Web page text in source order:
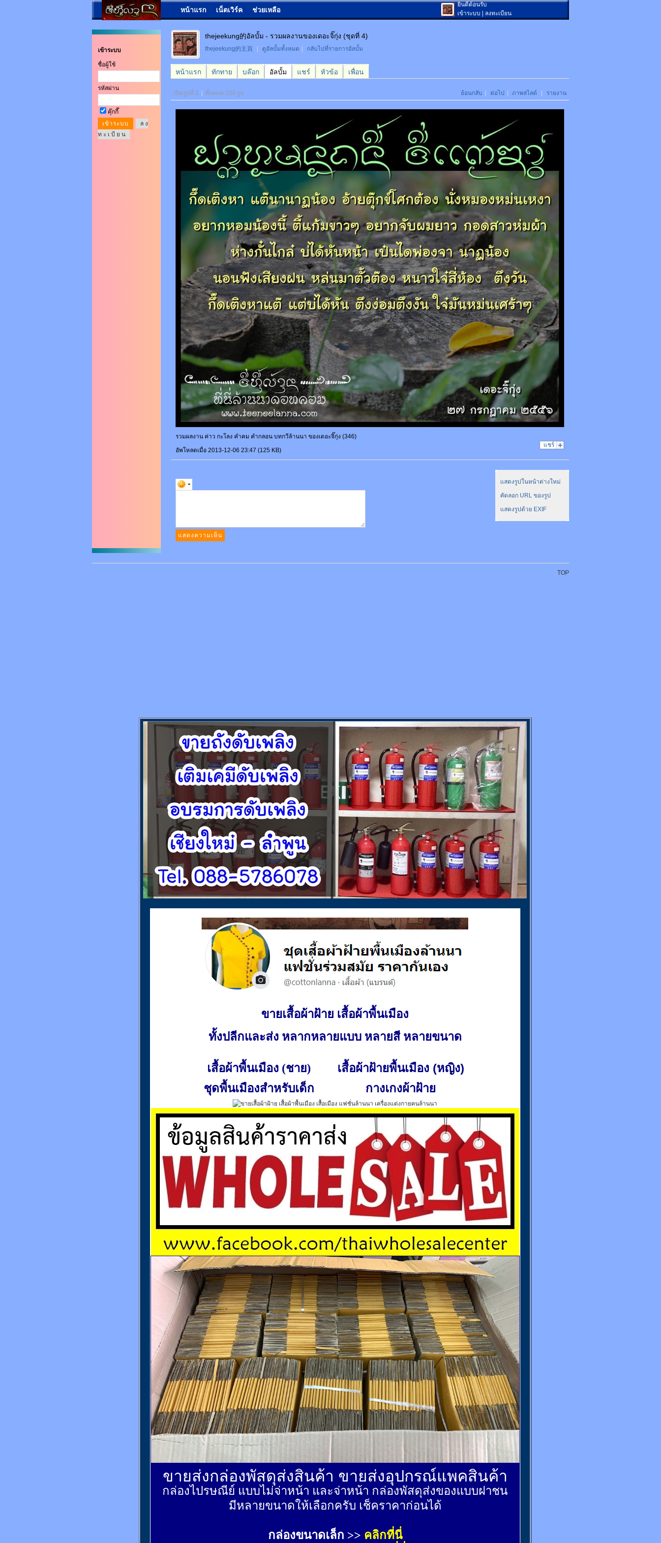
หน้าแรก เน็ตเวิร์ค ช่วยเหลือ
ยินดีต้อนรับ
เข้าระบบ
ลงทะเบียน
เข้าระบบ
ชื่อผู้ใช้
รหัสผ่าน
คุ๊กกี๊
ล ง
ท ะ เ บี ย น
thejeekung的อัลบั้ม - รวมผลงานของเดอะจิ๊กุ่ง (ชุดที่ 4)
thejeekung的主頁 ดูอัลบั้มทั้งหมด กลับไปที่รายการอัลบั้ม
หน้าแรก ทักทาย บล๊อก อัลบั้ม แชร์ หัวข้อ เพื่อน
ย้อนกลับ ต่อไป ภาพสไลด์ รายงาน
เปิดรูปที่ 1 ทั้งหมด 100 รูป
รวมผลงาน ค่าว กะโลง คำคม คำกลอน บทกวีล้านนา ของเดอะจิ๊กุ่ง (346)
แชร์
อัพโหลดเมื่อ 2013-12-06 23:47 (125 KB)
แสดงรูปในหน้าต่างใหม่
คัดลอก URL ของรูป
แสดงรูปด้วย EXIF
TOP
ขายเสื้อผ้าฝ้าย เสื้อผ้าพื้นเมือง
ทั้งปลีกและส่ง หลากหลายแบบ หลายสี หลายขนาด
เสื้อผ้าพื้นเมือง (ชาย)
เสื้อผ้าฝ้ายพื้นเมือง (หญิง)
ชุดพื้นเมืองสำหรับเด็ก
กางเกงผ้าฝ้าย
ขายส่งกล่องพัสดุส่งสินค้า ขายส่งอุปกรณ์แพคสินค้า
กล่องไปรษณีย์ แบบไม่จ่าหน้า และจ่าหน้า กล่องพัสดุส่งของแบบฝาชน
มีหลายขนาดให้เลือกครับ เช็คราคาก่อนได้
กล่องขนาดเล็ก >> คลิกที่นี่